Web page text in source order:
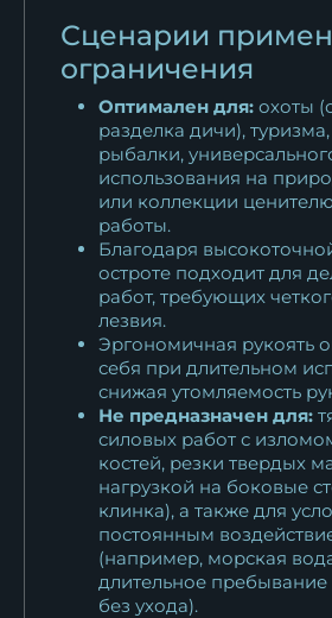
Сценарии
ограничения
Оптимален для: охоты
разделка дичи),
рыбалки,
использования на
или коллекции
работы.
Благодаря
остроте подходит для
работ, требующих
лезвия.
Эргономичная рукоять
себя при длительном
снижая утомляемость
Не предназначен для:
силовых работ с
костей, резки твердых
нагрузкой на боковые
клинка), а также для
постоянным
(например, морская
длительное
без ухода).